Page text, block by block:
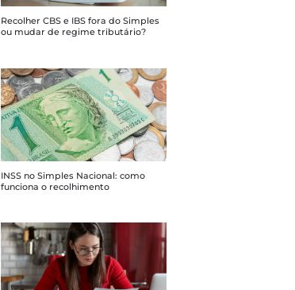
Recolher CBS e IBS fora do Simples
ou mudar de regime tributário?
INSS no Simples Nacional: como
funciona o recolhimento